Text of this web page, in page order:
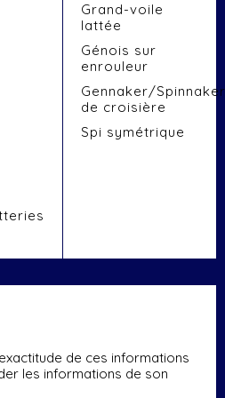
Grand-voile
lattée
Génois sur
enrouleur
Gennaker/Spinnaker
de croisière
Spi symétrique
de ces informations
les informations de son